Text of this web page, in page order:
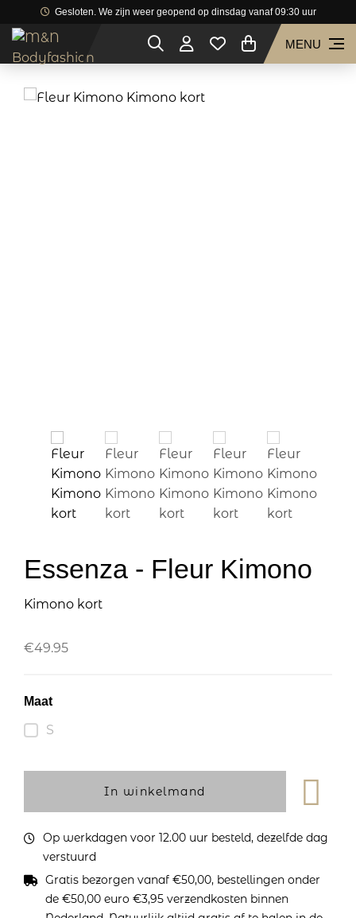
Gesloten. We zijn weer geopend op dinsdag vanaf 09:30 uur
MENU
Essenza - Fleur Kimono
Kimono kort
€49.95
Maat
S
In winkelmand
Op werkdagen voor 12.00 uur besteld, dezelfde dag
verstuurd
Gratis bezorgen vanaf €50,00, bestellingen onder
de €50,00 euro €3,95 verzendkosten binnen